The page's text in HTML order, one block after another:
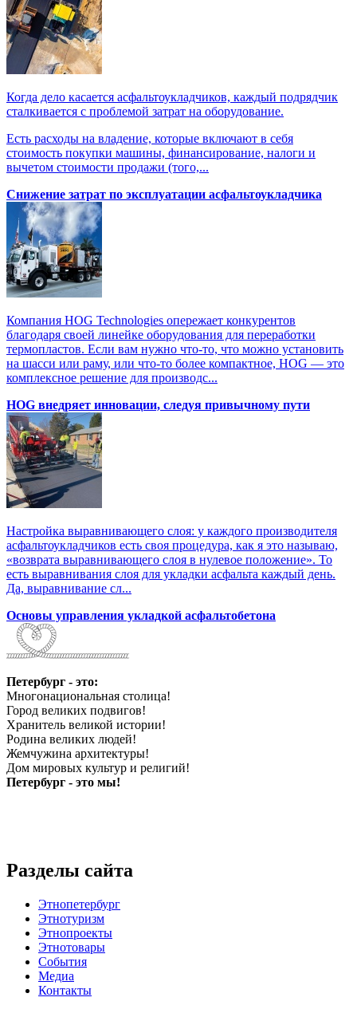
Когда дело касается асфальтоукладчиков, каждый подрядчик
сталкивается с проблемой затрат на оборудование.
Есть расходы на владение, которые включают в себя
стоимость покупки машины, финансирование, налоги и
вычетом стоимости продажи (того,...
Снижение затрат по эксплуатации асфальтоукладчика
Компания HOG Technologies опережает конкурентов
благодаря своей линейке оборудования для переработки
термопластов. Если вам нужно что-то, что можно установить
на шасси или раму, или что-то более компактное, HOG — это
комплексное решение для производс...
HOG внедряет инновации, следуя привычному пути
Настройка выравнивающего слоя: у каждого производителя
асфальтоукладчиков есть своя процедура, как я это называю,
«возврата выравнивающего слоя в нулевое положение». То
есть выравнивания слоя для укладки асфальта каждый день.
Да, выравнивание сл...
Основы управления укладкой асфальтобетона
Петербург - это:
Многонациональная столица!
Город великих подвигов!
Хранитель великой истории!
Родина великих людей!
Жемчужина архитектуры!
Дом мировых культур и религий!
Петербург - это мы!
Разделы сайта
Этнопетербург
Этнотуризм
Этнопроекты
Этнотовары
События
Медиа
Контакты